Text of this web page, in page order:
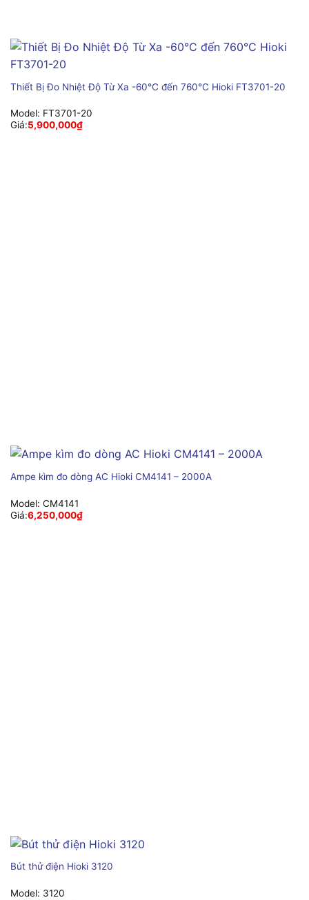
Thiết Bị Đo Nhiệt Độ Từ Xa -60°C đến 760°C Hioki FT3701-20
Model: FT3701-20
Giá:5,900,000₫
Ampe kìm đo dòng AC Hioki CM4141 – 2000A
Model: CM4141
Giá:6,250,000₫
Bút thử điện Hioki 3120
Model: 3120